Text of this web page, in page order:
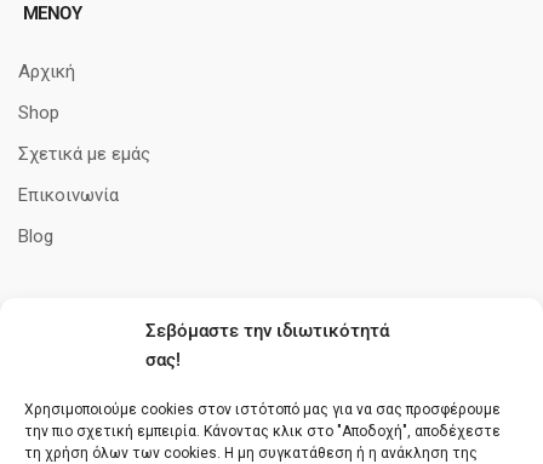
Σεβόμαστε την ιδιωτικότητά
σας!
Χρησιμοποιούμε cookies στον ιστότοπό μας για να σας προσφέρουμε
την πιο σχετική εμπειρία. Κάνοντας κλικ στο "Αποδοχή", αποδέχεστε
τη χρήση όλων των cookies. Η μη συγκατάθεση ή η ανάκληση της
ΜΕΝΟΥ
Αρχική
Shop
Σχετικά με εμάς
Επικοινωνία
Blog
Πολιτική cookies